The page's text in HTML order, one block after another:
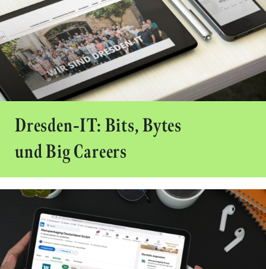
Dresden-IT: Bits, Bytes
und Big Careers